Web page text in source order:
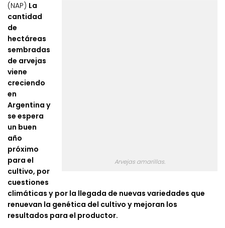
Arvejas amarillas.
(NAP) La
cantidad
de
hectáreas
sembradas
de arvejas
viene
creciendo
en
Argentina y
se espera
un buen
año
próximo
para el
cultivo, por
cuestiones
climáticas y por la llegada de nuevas variedades que
renuevan la genética del cultivo y mejoran los
resultados para el productor.